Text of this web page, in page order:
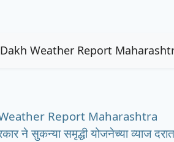
Dakh Weather Report
Report Maharashtra
सुकन्या समृद्धी योजनेच्या व्याज दरात